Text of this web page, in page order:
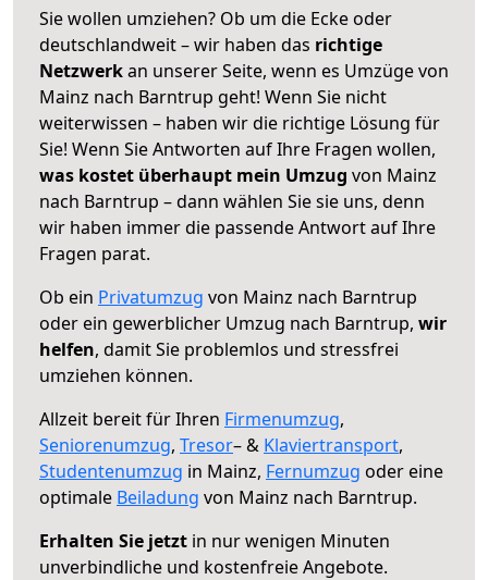
Sie wollen umziehen? Ob um die Ecke oder
deutschlandweit – wir haben das richtige
Netzwerkan unserer Seite, wenn es Umzüge von
Mainz nach Barntrup geht! Wenn Sie nicht
weiterwissen – haben wir die richtige Lösung für
Sie! Wenn Sie Antworten auf Ihre Fragen wollen,
was kostet überhaupt mein Umzug von Mainz
nach Barntrup – dann wählen Sie sie uns, denn
wir haben immer die passende Antwort auf Ihre
Fragen parat.
Ob ein Privatumzug von Mainz nach Barntrup
oder ein gewerblicher Umzug nach Barntrup, wir
helfen, damit Sie problemlos und stressfrei
umziehen können.
Allzeit bereit für Ihren Firmenumzug,
Seniorenumzug, Tresor– & Klaviertransport,
Studentenumzug in Mainz, Fernumzug oder eine
optimale Beiladung von Mainz nach Barntrup.
Erhalten Sie jetzt in nur wenigen Minuten
unverbindliche und kostenfreie Angebote.